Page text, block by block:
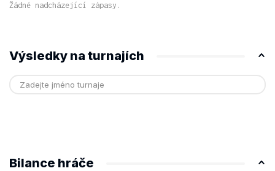
Žádné nadcházející zápasy.
Výsledky na turnajích
Bilance hráče